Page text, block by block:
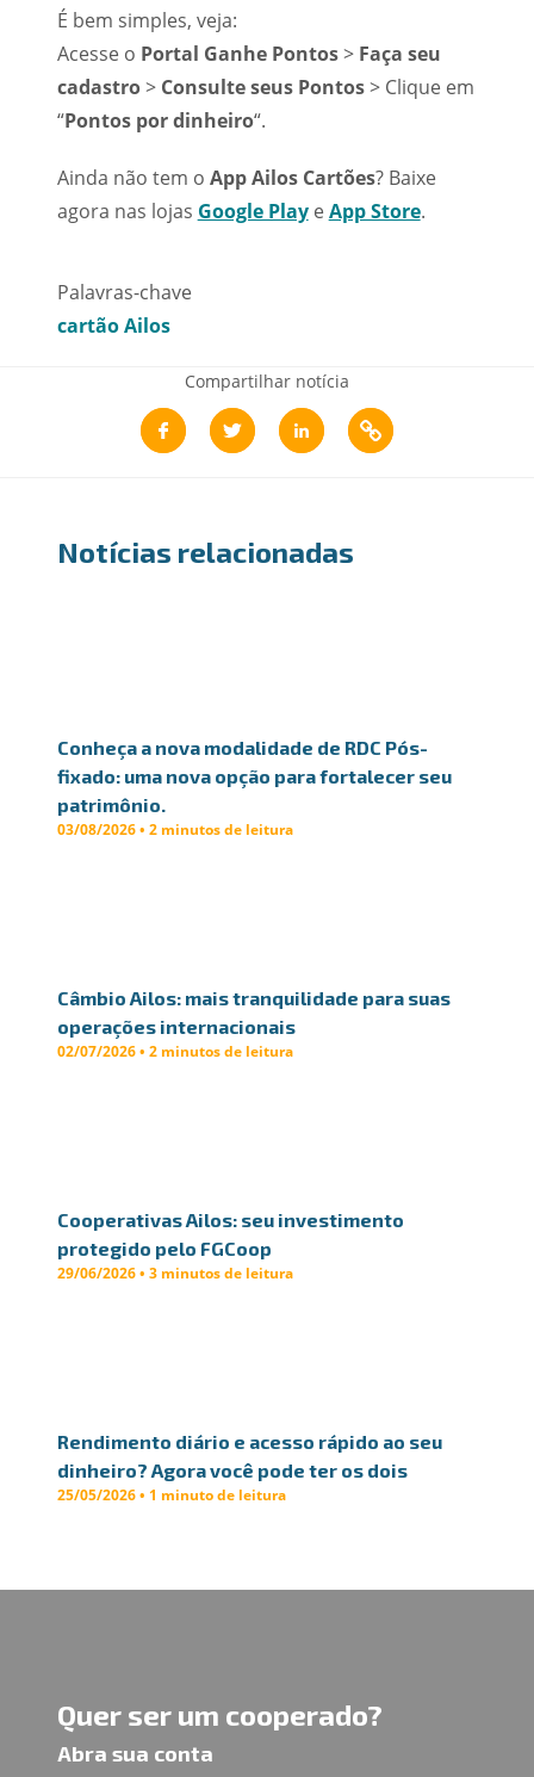
É bem simples, veja:
Acesse o Portal Ganhe Pontos> Faça seu
cadastro> Consulte seus Pontos> Clique em
“Pontos por dinheiro“.
Ainda não tem o App Ailos Cartões? Baixe
agora nas lojas Google Playe App Store.
Palavras-chave
cartão Ailos
Compartilhar notícia
Notícias relacionadas
Conheça a nova modalidade de RDC Pós-
fixado: uma nova opção para fortalecer seu
patrimônio.
03/08/2026 • 2 minutos de leitura
Câmbio Ailos: mais tranquilidade para suas
operações internacionais
02/07/2026 • 2 minutos de leitura
Cooperativas Ailos: seu investimento
protegido pelo FGCoop
29/06/2026 • 3 minutos de leitura
Rendimento diário e acesso rápido ao seu
dinheiro? Agora você pode ter os dois
25/05/2026 • 1 minuto de leitura
Quer ser um cooperado?
Abra sua conta